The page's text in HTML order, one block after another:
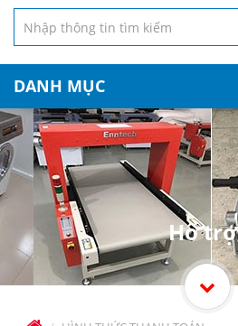
DANH MỤC
Hổ trợ